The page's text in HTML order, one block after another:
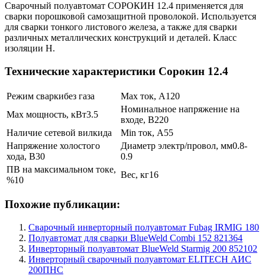
Сварочный полуавтомат СОРОКИН 12.4 применяется для
сварки порошковой самозащитной проволокой. Используется
для сварки тонкого листового железа, а также для сварки
различных металлических конструкций и деталей. Класс
изоляции H.
Технические характеристики Сорокин 12.4
Режим сваркибез газа Max ток, А120
Max мощность, кВт3.5
Номинальное напряжение на
входе, В220
Наличие сетевой вилкида Min ток, А55
Напряжение холостого
хода, В30
Диаметр электр/провол, мм0.8-
0.9
ПВ на максимальном токе,
%10
Вес, кг16
Похожие публикации:
Сварочный инверторный полуавтомат Fubag IRMIG 180
Полуавтомат для сварки BlueWeld Combi 152 821364
Инверторный полуавтомат BlueWeld Starmig 200 852102
Инверторный сварочный полуавтомат ELITECH АИС
200ПНС